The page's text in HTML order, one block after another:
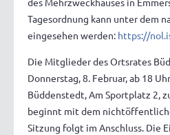
Tagesordnung kann unter dem
eingesehen werden: https://
Die Mitglieder des Ortsrates
Donnerstag, 8. Februar, ab 18
Büddenstedt, Am Sportplatz 2,
beginnt mit dem
Sitzung folgt im Anschluss. Die